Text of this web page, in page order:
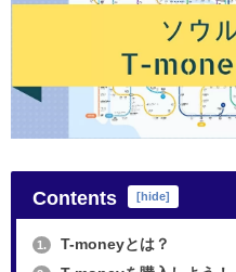
Contents [hide]
1. T-moneyとは？